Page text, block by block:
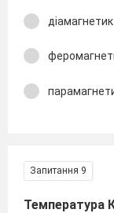
діамагнетик
Запитання 9
Температура